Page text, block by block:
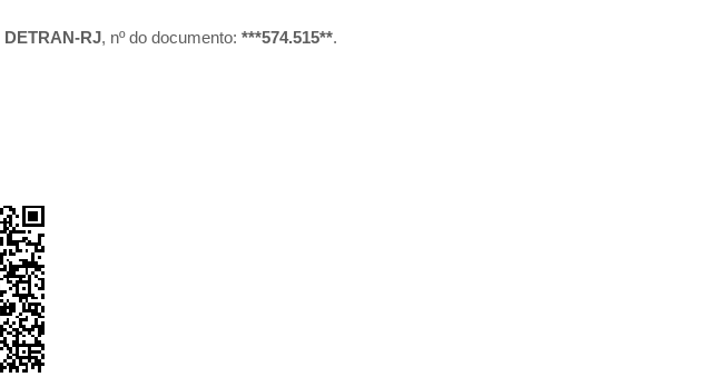
DETRAN-RJ, nº do documento: ***574.515**.